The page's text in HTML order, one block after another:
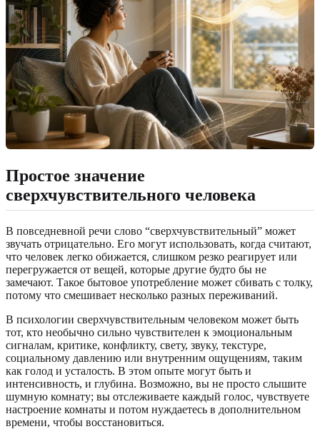
Простое значение
сверхчувствительного человека
В повседневной речи слово “сверхчувствительный” может
звучать отрицательно. Его могут использовать, когда считают,
что человек легко обижается, слишком резко реагирует или
перегружается от вещей, которые другие будто бы не
замечают. Такое бытовое употребление может сбивать с толку,
потому что смешивает несколько разных переживаний.
В психологии сверхчувствительным человеком может быть
тот, кто необычно сильно чувствителен к эмоциональным
сигналам, критике, конфликту, свету, звуку, текстуре,
социальному давлению или внутренним ощущениям, таким
как голод и усталость. В этом опыте могут быть и
интенсивность, и глубина. Возможно, вы не просто слышите
шумную комнату; вы отслеживаете каждый голос, чувствуете
настроение комнаты и потом нуждаетесь в дополнительном
времени, чтобы восстановиться.